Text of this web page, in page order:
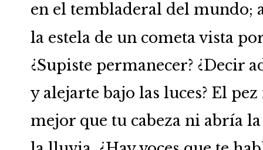
en el tembladeral del mundo;
la estela de un cometa vista
¿Supiste permanecer? ¿Decir
y alejarte bajo las luces? El
mejor que tu cabeza ni abría